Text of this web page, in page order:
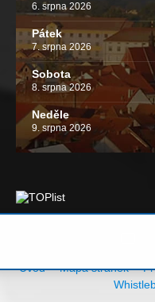
6. srpna 2026
Pátek
7. srpna 2026
Sobota
8. srpna 2026
Neděle
9. srpna 2026
Úvod Mapa stránek